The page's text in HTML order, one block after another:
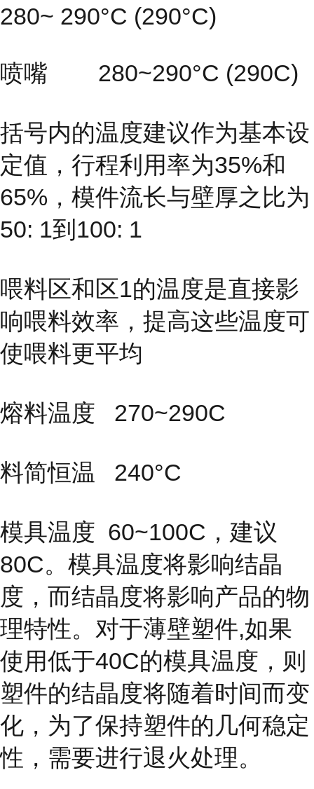
280~ 290°C (290°C)
喷嘴 280~290°C (290C)
括号内的温度建议作为基本设
定值，行程利用率为35%和
65%，模件流长与壁厚之比为
50: 1到100: 1
喂料区和区1的温度是直接影
响喂料效率，提高这些温度可
使喂料更平均
熔料温度 270~290C
料简恒温 240°C
模具温度 60~100C，建议
80C。模具温度将影响结晶
度，而结晶度将影响产品的物
理特性。对于薄壁塑件,如果
使用低于40C的模具温度，则
塑件的结晶度将随着时间而变
化，为了保持塑件的几何稳定
性，需要进行退火处理。